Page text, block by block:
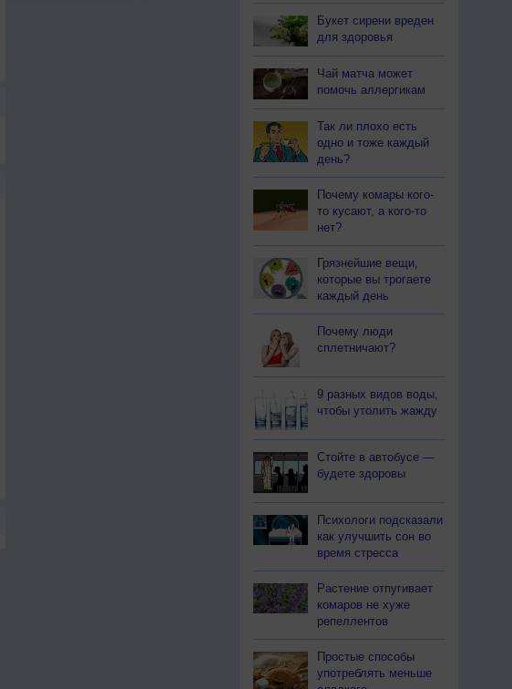
Букет сирени вреден
для здоровья
Чай матча может
помочь аллергикам
Так ли плохо есть
одно и тоже каждый
день?
Почему комары кого-
то кусают, а кого-то
нет?
Грязнейшие вещи,
которые вы трогаете
каждый день
Почему люди
сплетничают?
9 разных видов воды,
чтобы утолить жажду
Стойте в автобусе —
будете здоровы
Психологи подсказали
как улучшить сон во
время стресса
Растение отпугивает
комаров не хуже
репеллентов
Простые способы
употреблять меньше